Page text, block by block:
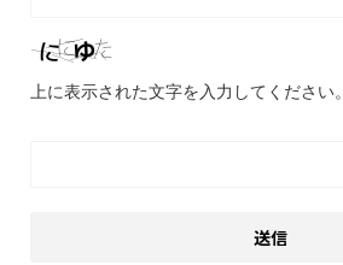
上に表示された文字を入力してください。